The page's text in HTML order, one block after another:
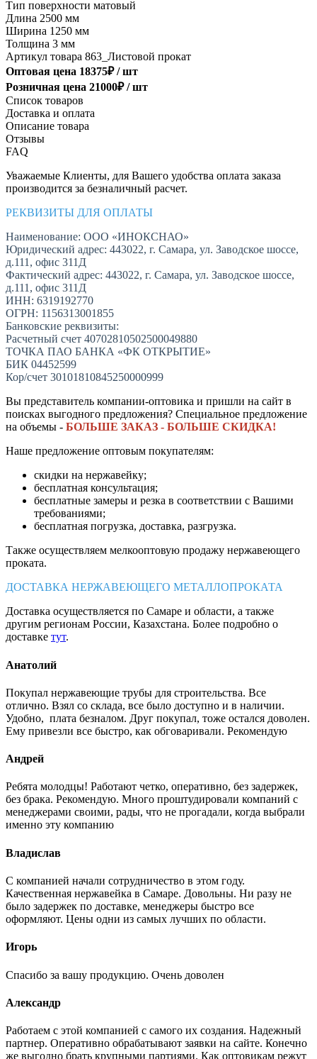
Тип поверхности матовый
Длина 2500 мм
Ширина 1250 мм
Толщина 3 мм
Артикул товара 863_Листовой прокат
Оптовая цена 18375₽ /шт
Розничная цена 21000₽ /шт
Список товаров
Доставка и оплата
Описание товара
Отзывы
FAQ
Уважаемые Клиенты, для Вашего удобства оплата заказа
производится за безналичный расчет.
РЕКВИЗИТЫ ДЛЯ ОПЛАТЫ
Наименование: ООО «ИНОКСНАО»
Юридический адрес: 443022, г. Самара, ул. Заводское шоссе,
д.111, офис 311Д
Фактический адрес: 443022, г. Самара, ул. Заводское шоссе,
д.111, офис 311Д
ИНН: 6319192770
ОГРН: 1156313001855
Банковские реквизиты:
Расчетный счет 40702810502500049880
ТОЧКА ПАО БАНКА «ФК ОТКРЫТИЕ»
БИК 04452599
Кор/счет 30101810845250000999
Вы представитель компании-оптовика и пришли на сайт в
поисках выгодного предложения? Специальное предложение
на объемы - БОЛЬШЕ ЗАКАЗ - БОЛЬШЕ СКИДКА!
Наше предложение оптовым покупателям:
скидки на нержавейку;
бесплатная консультация;
бесплатные замеры и резка в соответствии с Вашими
требованиями;
бесплатная погрузка, доставка, разгрузка.
Также осуществляем мелкооптовую продажу нержавеющего
проката.
ДОСТАВКА НЕРЖАВЕЮЩЕГО МЕТАЛЛОПРОКАТА
Доставка осуществляется по Самаре и области, а также
другим регионам России, Казахстана. Более подробно о
доставке тут.
Анатолий
Покупал нержавеющие трубы для строительства. Все
отлично. Взял со склада, все было доступно и в наличии.
Удобно, плата безналом. Друг покупал, тоже остался доволен.
Ему привезли все быстро, как обговаривали. Рекомендую
Андрей
Ребята молодцы! Работают четко, оперативно, без задержек,
без брака. Рекомендую. Много проштудировали компаний с
менеджерами своими, рады, что не прогадали, когда выбрали
именно эту компанию
Владислав
С компанией начали сотрудничество в этом году.
Качественная нержавейка в Самаре. Довольны. Ни разу не
было задержек по доставке, менеджеры быстро все
оформляют. Цены одни из самых лучших по области.
Игорь
Спасибо за вашу продукцию. Очень доволен
Александр
Работаем с этой компанией с самого их создания. Надежный
партнер. Оперативно обрабатывают заявки на сайте. Конечно
же выгодно брать крупными партиями. Как оптовикам режут